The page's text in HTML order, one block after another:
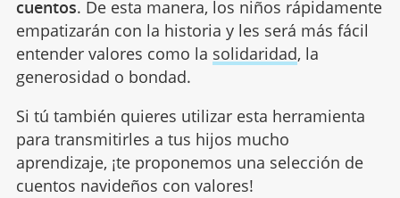
cuentos. De esta manera, los niños rápidamente
empatizarán con la historia y les será más fácil
entender valores como la solidaridad, la
generosidad o bondad.
Si tú también quieres utilizar esta herramienta
para transmitirles a tus hijos mucho
aprendizaje, ¡te proponemos una selección de
cuentos navideños con valores!